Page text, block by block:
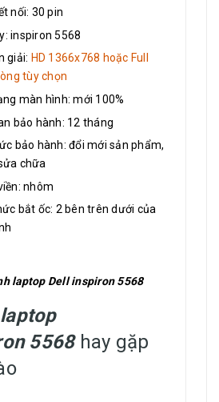
nối: 30 pin
inspiron 5568
giải: HD 1366x768 hoặc Full
tùy chọn
màn hình: mới 100%
bảo hành: 12 tháng
bảo hành: đổi mới sản phẩm,
chữa
nhôm
bắt ốc: 2 bên trên dưới của
laptop Dell inspiron 5568
5568hay gặp